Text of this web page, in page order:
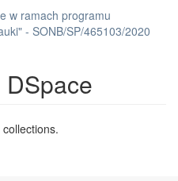
w ramach programu
- SONB/SP/465103/2020